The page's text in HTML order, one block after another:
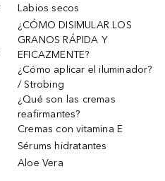
Labios secos
¿CÓMO DISIMULAR LOS
GRANOS RÁPIDA Y
EFICAZMENTE?
¿Cómo aplicar el iluminador?
/ Strobing
¿Qué son las cremas
reafirmantes?
Cremas con vitamina E
Sérums hidratantes
Aloe Vera